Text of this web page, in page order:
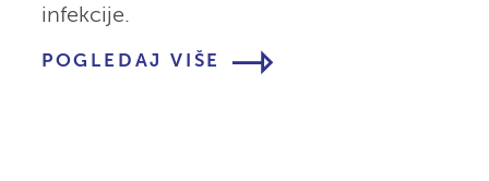
infekcije.
POGLEDAJ VIŠE